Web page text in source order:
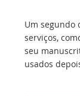
Um segundo
serviços,
seu
usados